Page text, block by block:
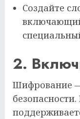
Создайте
2.
Шифрование